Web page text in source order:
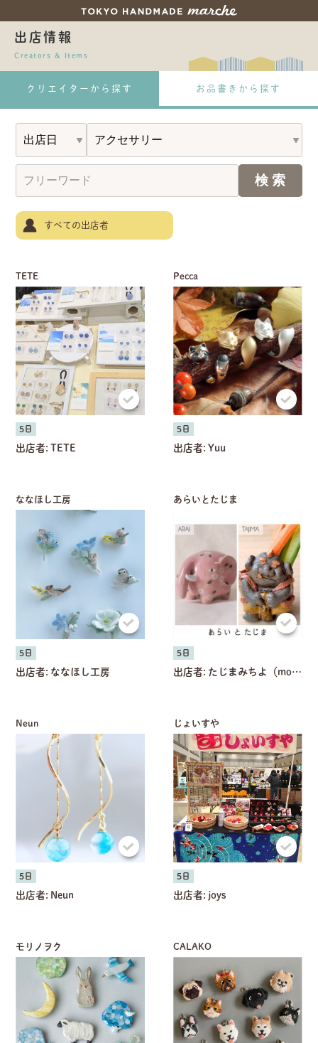
出店情報
Creators & Items
クリエイターから探す お品書きから探す
すべての出店者
TETE
5日
出店者: TETE
Pecca
5日
出店者: Yuu
ななほし工房
5日
出店者: ななほし工房
あらいとたじま
5日
出店者: たじまみちよ（mog latte）
Neun
5日
出店者: Neun
じょいすや
5日
出店者: joys
モリノヲク CALAKO